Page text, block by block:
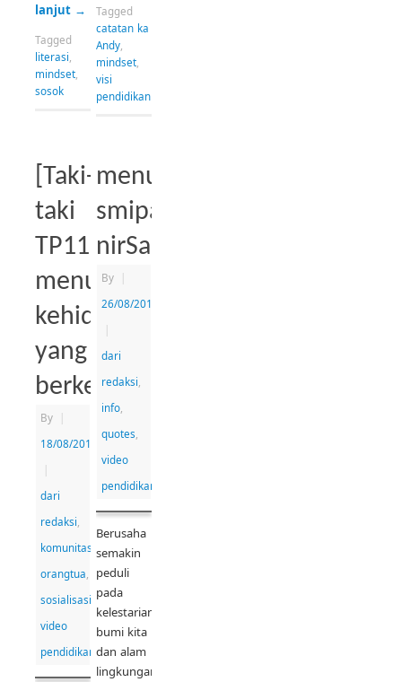
lanjut →
Tagged
literasi
mindset
sosok
Tagged
catatan ka
Andy,
mindset,
visi
pendidikan
[Taki-
taki
TP11]
menuju
kehidupan
yang
berkesadaran
By
|
18/08/2015
|
dari
redaksi
komunitas
orangtua
sosialisasi
video
pendidikan
menuju
smipa
nirSampah
By
|
26/08/2014
|
dari
redaksi
info,
quotes
video
pendidikan
Berusaha
semakin
peduli
pada
kelestarian
bumi kita
dan alam
lingkungan